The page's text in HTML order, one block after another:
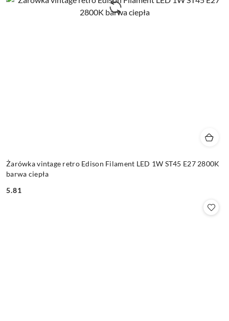
Żarówka vintage retro Edison Filament LED 1W ST45 E27 2800K
barwa ciepła
Cena:
5.81